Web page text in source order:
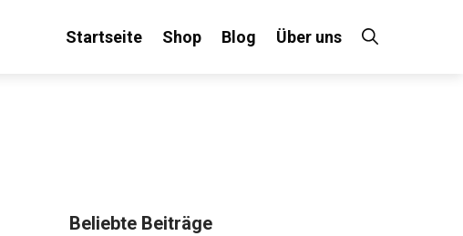
Startseite Shop Blog Über uns
Beliebte Beiträge